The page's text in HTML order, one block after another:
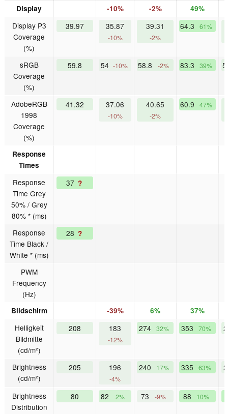
Display -10% -2% 49%
Display P3
Coverage
(%)
39.97 35.87
-10%
39.31
-2%
64.3 61%
sRGB
Coverage
(%)
59.8 54 -10% 58.8 -2% 83.3 39%
AdobeRGB
1998
Coverage
(%)
41.32 37.06
-10%
40.65
-2%
60.9 47%
Response
Times
Response
Time Grey
50% / Grey
80% * (ms)
37 ?
Response
Time Black /
White * (ms)
28 ?
PWM
Frequency
(Hz)
Bildschirm -39% 6% 37%
Helligkeit
Bildmitte
(cd/m²)
208 183
-12%
274 32% 353 70%
Brightness
(cd/m²)
205 196
-4%
240 17% 335 63%
Brightness
Distribution
80 82 2% 73 -9% 88 10%